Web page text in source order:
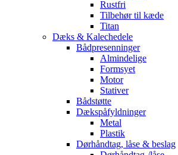
Rustfri
Tilbehør til kæde
Titan
Dæks & Kalechedele
Bådpresenninger
Almindelige
Formsyet
Motor
Stativer
Bådstøtte
Dækspåfyldninger
Metal
Plastik
Dørhåndtag, låse & beslag